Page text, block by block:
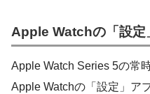
Apple Watchの「設定
Apple Watch Series 5の常
Apple Watchの「設定」ア